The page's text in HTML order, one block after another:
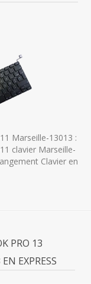
Marseille-13013 :
clavier Marseille-
Clavier en
PRO 13
EXPRESS